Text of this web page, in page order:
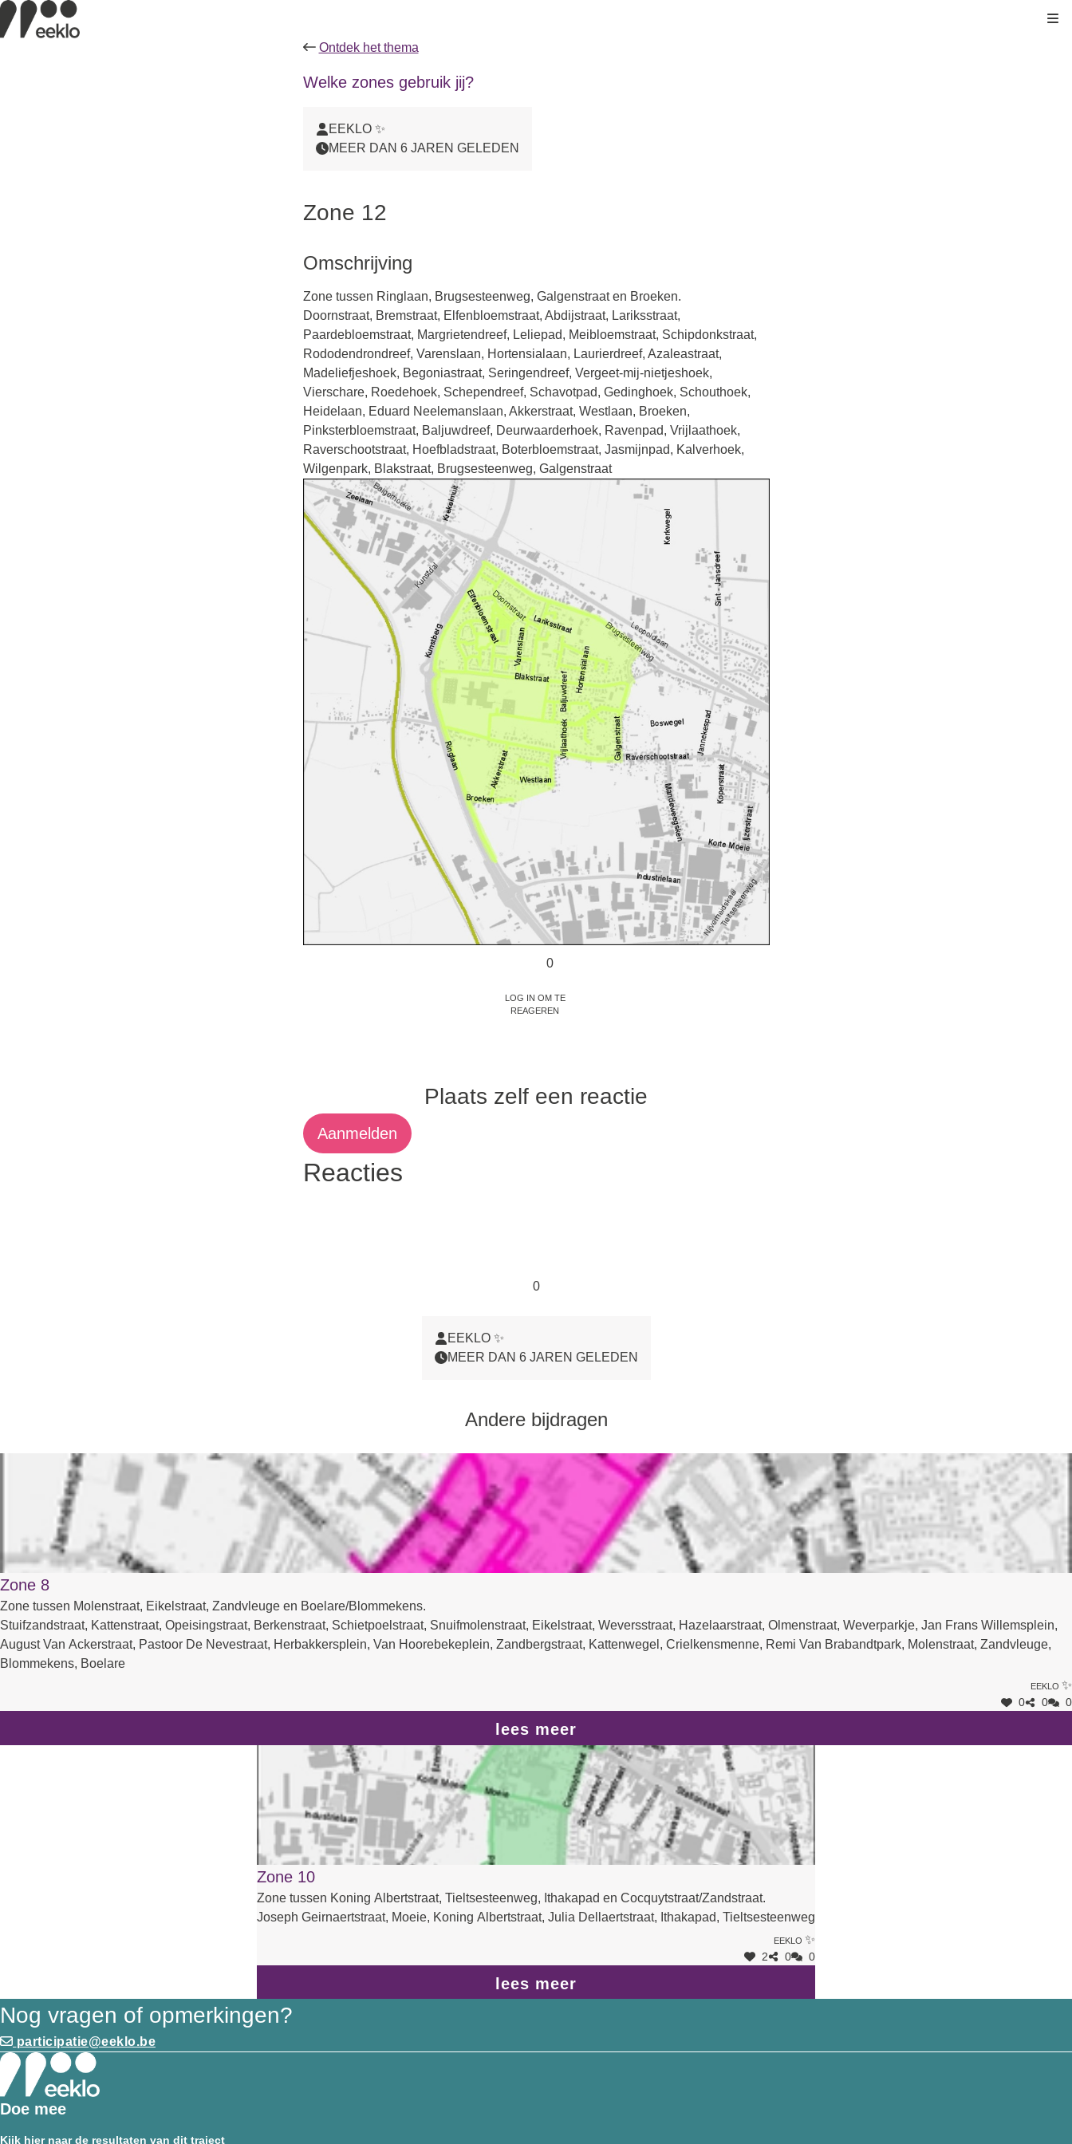
Ontdek het thema
Welke zones gebruik jij?
EEKLO ✨
MEER DAN 6 JAREN GELEDEN
Zone 12
Omschrijving
Zone tussen Ringlaan, Brugsesteenweg, Galgenstraat en Broeken.
Doornstraat, Bremstraat, Elfenbloemstraat, Abdijstraat, Lariksstraat,
Paardebloemstraat, Margrietendreef, Leliepad, Meibloemstraat, Schipdonkstraat,
Rododendrondreef, Varenslaan, Hortensialaan, Laurierdreef, Azaleastraat,
Madeliefjeshoek, Begoniastraat, Seringendreef, Vergeet-mij-nietjeshoek,
Vierschare, Roedehoek, Schependreef, Schavotpad, Gedinghoek, Schouthoek,
Heidelaan, Eduard Neelemanslaan, Akkerstraat, Westlaan, Broeken,
Pinksterbloemstraat, Baljuwdreef, Deurwaarderhoek, Ravenpad, Vrijlaathoek,
Raverschootstraat, Hoefbladstraat, Boterbloemstraat, Jasmijnpad, Kalverhoek,
Wilgenpark, Blakstraat, Brugsesteenweg, Galgenstraat
0
Log in om te
reageren
Plaats zelf een reactie
Aanmelden
Reacties
0
EEKLO ✨
MEER DAN 6 JAREN GELEDEN
Andere bijdragen
Zone 8
Zone tussen Molenstraat, Eikelstraat, Zandvleuge en Boelare/Blommekens.
Stuifzandstraat, Kattenstraat, Opeisingstraat, Berkenstraat, Schietpoelstraat, Snuifmolenstraat, Eikelstraat, Weversstraat, Hazelaarstraat, Olmenstraat, Weverparkje, Jan Frans Willemsplein,
August Van Ackerstraat, Pastoor De Nevestraat, Herbakkersplein, Van Hoorebekeplein, Zandbergstraat, Kattenwegel, Crielkensmenne, Remi Van Brabandtpark, Molenstraat, Zandvleuge,
Blommekens, Boelare
Eeklo ✨
0 0 0
lees meer
Zone 10
Zone tussen Koning Albertstraat, Tieltsesteenweg, Ithakapad en Cocquytstraat/Zandstraat.
Joseph Geirnaertstraat, Moeie, Koning Albertstraat, Julia Dellaertstraat, Ithakapad, Tieltsesteenweg
Eeklo ✨
2 0 0
lees meer
Nog vragen of opmerkingen?
participatie@eeklo.be
Doe mee
Kijk hier naar de resultaten van dit traject